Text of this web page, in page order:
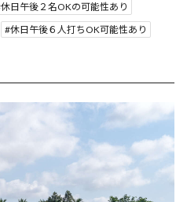
休日午後２名OKの可能性あり
休日午後６人打ちOK可能性あり